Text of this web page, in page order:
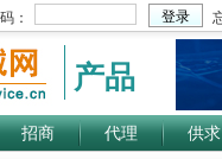
产品
招商 代理 供求